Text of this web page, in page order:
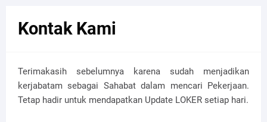
Kontak Kami
Terimakasih sebelumnya karena sudah menjadikan
kerjabatam sebagai Sahabat dalam mencari Pekerjaan.
Tetap hadir untuk mendapatkan Update LOKER setiap hari.